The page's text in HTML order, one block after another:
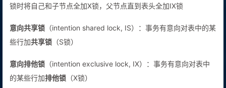
锁时将自己和子节点全加X锁，父节点直到表头全加IX锁
意向共享锁 （intention shared lock, IS）：事务有意向对表中的某
些行加共享锁 （S锁）
意向排他锁 （intention exclusive lock, IX）：事务有意向对表中
的某些行加排他锁 （X锁）